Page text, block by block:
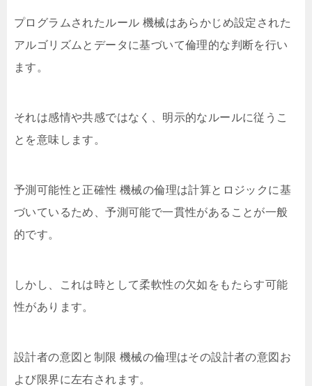
プログラムされたルール 機械はあらかじめ設定された
アルゴリズムとデータに基づいて倫理的な判断を行い
ます。
それは感情や共感ではなく、明示的なルールに従うこ
とを意味します。
予測可能性と正確性 機械の倫理は計算とロジックに基
づいているため、予測可能で一貫性があることが一般
的です。
しかし、これは時として柔軟性の欠如をもたらす可能
性があります。
設計者の意図と制限 機械の倫理はその設計者の意図お
よび限界に左右されます。